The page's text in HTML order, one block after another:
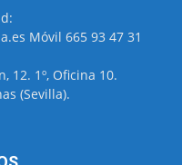
Móvil 665 93 47 31
12. 1º, Oficina 10.
(Sevilla).